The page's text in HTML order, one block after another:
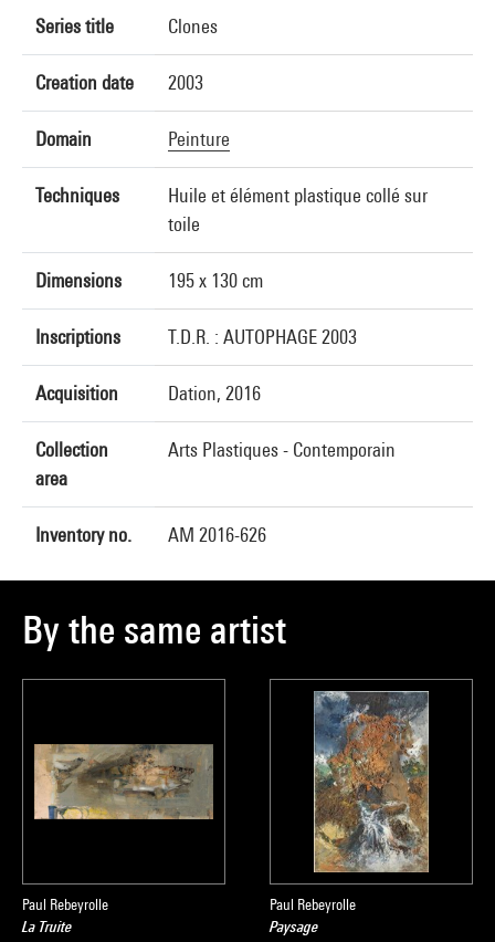
Series title Clones
Creation date 2003
Domain Peinture
Techniques
Huile et élément plastique collé sur
toile
Dimensions 195 x 130 cm
Inscriptions T.D.R. : AUTOPHAGE 2003
Acquisition Dation, 2016
Collection
area
Arts Plastiques - Contemporain
Inventory no. AM 2016-626
By the same artist
Paul Rebeyrolle
La Truite
Paul Rebeyrolle
Paysage